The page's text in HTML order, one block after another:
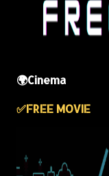
🌍Cinema
✅️FREE MOVIE